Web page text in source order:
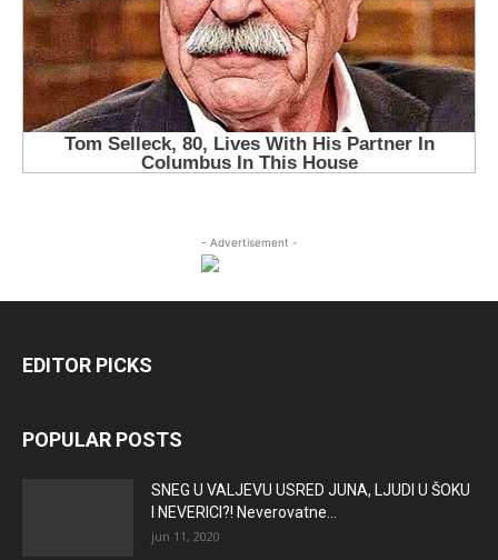
- Advertisement -
EDITOR PICKS
POPULAR POSTS
SNEG U VALJEVU USRED JUNA, LJUDI U ŠOKU
I NEVERICI?! Neverovatne...
jun 11, 2020